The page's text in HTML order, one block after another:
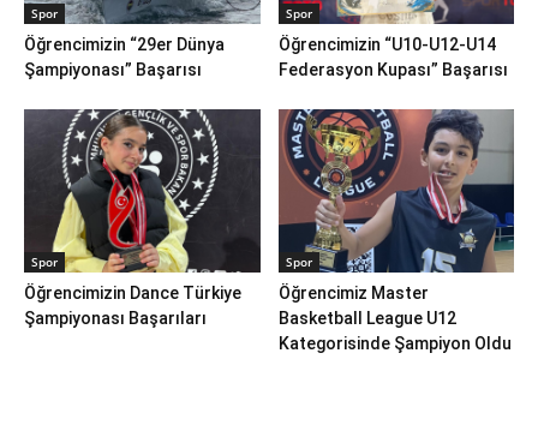
Spor
Öğrencimizin “29er Dünya
Şampiyonası” Başarısı
Spor
Öğrencimizin “U10-U12-U14
Federasyon Kupası” Başarısı
Spor
Öğrencimizin Dance Türkiye
Şampiyonası Başarıları
Spor
Öğrencimiz Master
Basketball League U12
Kategorisinde Şampiyon Oldu